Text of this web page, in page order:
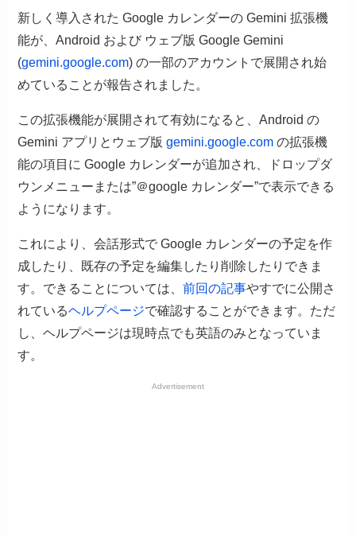
新しく導入された Google カレンダーの Gemini 拡張機
能が、Android および ウェブ版 Google Gemini
(gemini.google.com) の一部のアカウントで展開され始
めていることが報告されました。
この拡張機能が展開されて有効になると、Android の
Gemini アプリとウェブ版gemini.google.com の拡張機
能の項目に Google カレンダーが追加され、ドロップダ
ウンメニューまたは”＠google カレンダー”で表示できる
ようになります。
これにより、会話形式で Google カレンダーの予定を作
成したり、既存の予定を編集したり削除したりできま
す。できることについては、前回の記事やすでに公開さ
れているヘルプページで確認することができます。ただ
し、ヘルプページは現時点でも英語のみとなっていま
す。
Advertisement